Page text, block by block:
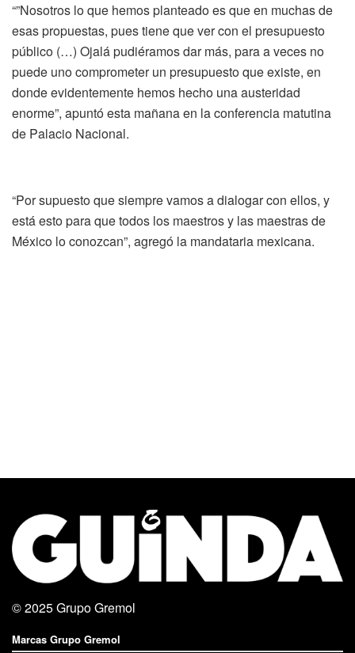
“”Nosotros lo que hemos planteado es que en muchas de
esas propuestas, pues tiene que ver con el presupuesto
público (…) Ojalá pudiéramos dar más, para a veces no
puede uno comprometer un presupuesto que existe, en
donde evidentemente hemos hecho una austeridad
enorme”, apuntó esta mañana en la conferencia matutina
de Palacio Nacional.
“Por supuesto que siempre vamos a dialogar con ellos, y
está esto para que todos los maestros y las maestras de
México lo conozcan”, agregó la mandataria mexicana.
© 2025Grupo Gremol
Marcas Grupo Gremol